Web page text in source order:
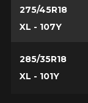
275/45R18
XL - 107Y
285/35R18
XL - 101Y